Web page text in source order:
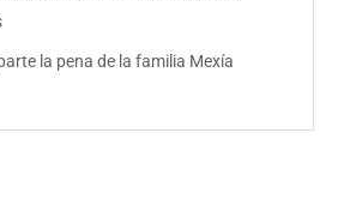
la pena de la familia Mexía